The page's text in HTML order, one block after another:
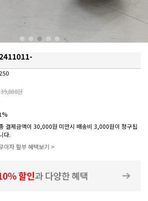
39,800원
결제금액이 30,000원 미만시 배송비 3,000원이 청구됩
다.
이자 할부 혜택보기 >